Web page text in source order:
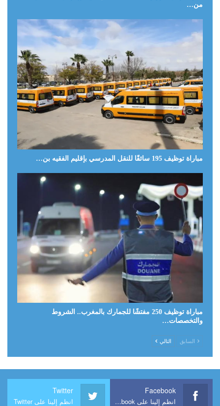
من…
مباراة توظيف 195 سائقًا للنقل المدرسي بإقليم الفقيه بن…
مباراة توظيف 250 مفتشًا للجمارك بالمغرب.. الشروط
والتخصصات…
السابق التالي
Facebook
انظم إلينا على Facebook
Twitter
انظم إلينا على Twitter